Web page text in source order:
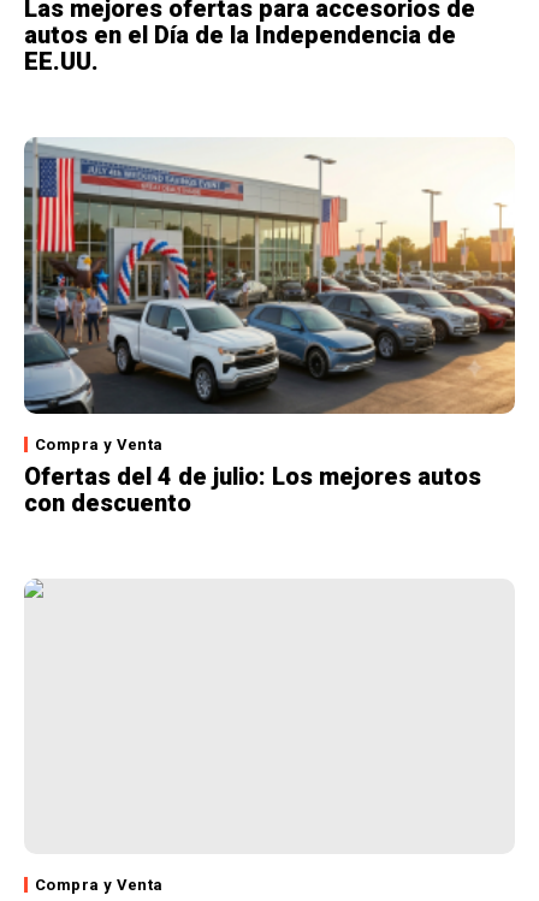
Las mejores ofertas para accesorios de
autos en el Día de la Independencia de
EE.UU.
Compra y Venta
Ofertas del 4 de julio: Los mejores autos
con descuento
Compra y Venta